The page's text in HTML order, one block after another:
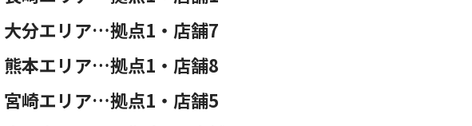
大分エリア…拠点1・店舗7
熊本エリア…拠点1・店舗8
宮崎エリア…拠点1・店舗5